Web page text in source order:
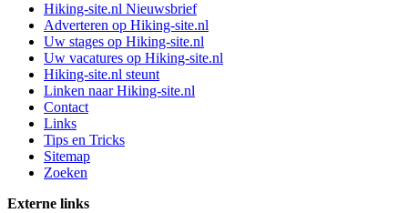
Hiking-site.nl Nieuwsbrief
Adverteren op Hiking-site.nl
Uw stages op Hiking-site.nl
Uw vacatures op Hiking-site.nl
Hiking-site.nl steunt
Linken naar Hiking-site.nl
Contact
Links
Tips en Tricks
Sitemap
Zoeken
Externe links